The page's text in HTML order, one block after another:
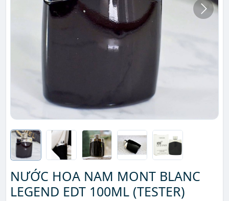
NƯỚC HOA NAM MONT BLANC
LEGEND EDT 100ML (TESTER)